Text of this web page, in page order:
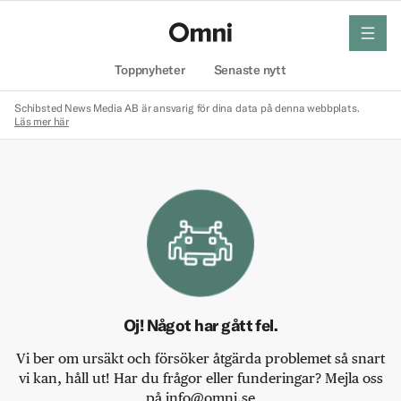
Toppnyheter Senaste nytt
meny
Schibsted News Media AB är ansvarig för dina data på denna webbplats.
Läs mer här
Oj! Något har gått fel.
Vi ber om ursäkt och försöker åtgärda problemet så snart
vi kan, håll ut! Har du frågor eller funderingar? Mejla oss